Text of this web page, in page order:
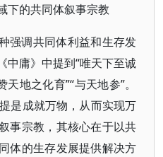
下的共同体叙事宗教
强调共同体利益和生存发
中庸》中提到“唯天下至诚
地之化育”“与天地参”。
是成就万物，从而实现万
事宗教，其核心在于以共
体的生存发展提供解决方